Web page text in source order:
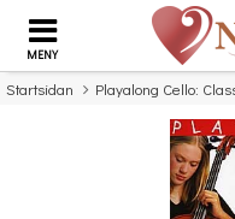
MENY
Startsidan Playalong Cello: